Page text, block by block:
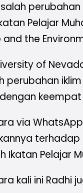
Pelajar
the
of
perubahan
keempat
via
terhadap
Ikatan Pelajar
kali ini Radhi